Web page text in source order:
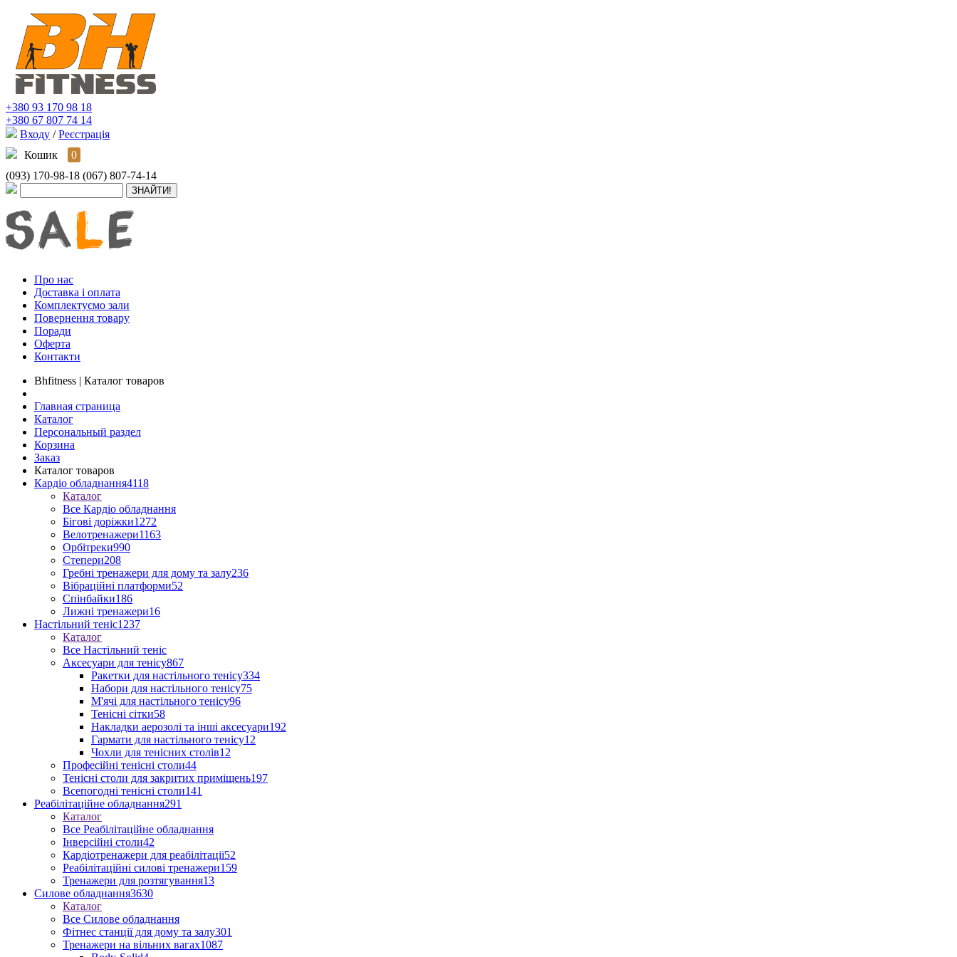
+380 93 170 98 18
+380 67 807 74 14
Входу / Реєстрація
Кошик
0
(093) 170-98-18 (067) 807-74-14
Про нас
Доставка і оплата
Комплектуємо зали
Повернення товару
Поради
Оферта
Контакти
Bhfitness | Каталог товаров
Главная страница
Каталог
Персональный раздел
Корзина
Заказ
Каталог товаров
Кардіо обладнання4118
Каталог
Все Кардіо обладнання
Бігові доріжки1272
Велотренажери1163
Орбітреки990
Степери208
Гребні тренажери для дому та залу236
Вібраційні платформи52
Спінбайки186
Лижні тренажери16
Настільний теніс1237
Каталог
Все Настільний теніс
Аксесуари для тенісу867
Ракетки для настільного тенісу334
Набори для настільного тенісу75
М'ячі для настільного тенісу96
Тенісні сітки58
Накладки аерозолі та інші аксесуари192
Гармати для настільного тенісу12
Чохли для тенісних столів12
Професійні тенісні столи44
Тенісні столи для закритих приміщень197
Всепогодні тенісні столи141
Реабілітаційне обладнання291
Каталог
Все Реабілітаційне обладнання
Інверсійні столи42
Кардіотренажери для реабілітації52
Реабілітаційні силові тренажери159
Тренажери для розтягування13
Силове обладнання3630
Каталог
Все Силове обладнання
Фітнес станції для дому та залу301
Тренажери на вільних вагах1087